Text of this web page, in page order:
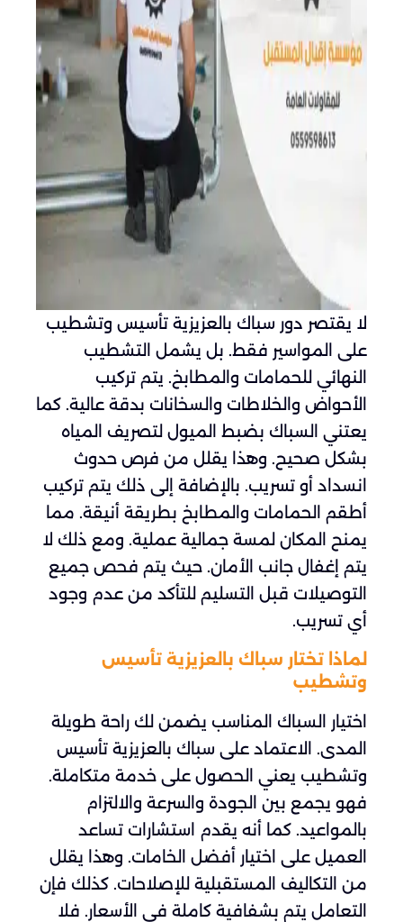
لا يقتصر دور سباك بالعزيزية تأسيس وتشطيب
على المواسير فقط. بل يشمل التشطيب
النهائي للحمامات والمطابخ. يتم تركيب
الأحواض والخلاطات والسخانات بدقة عالية. كما
يعتني السباك بضبط الميول لتصريف المياه
بشكل صحيح. وهذا يقلل من فرص حدوث
انسداد أو تسريب. بالإضافة إلى ذلك يتم تركيب
أطقم الحمامات والمطابخ بطريقة أنيقة. مما
يمنح المكان لمسة جمالية عملية. ومع ذلك لا
يتم إغفال جانب الأمان. حيث يتم فحص جميع
التوصيلات قبل التسليم للتأكد من عدم وجود
أي تسريب.
لماذا تختار سباك بالعزيزية تأسيس
وتشطيب
اختيار السباك المناسب يضمن لك راحة طويلة
المدى. الاعتماد على سباك بالعزيزية تأسيس
وتشطيب يعني الحصول على خدمة متكاملة.
فهو يجمع بين الجودة والسرعة والالتزام
بالمواعيد. كما أنه يقدم استشارات تساعد
العميل على اختيار أفضل الخامات. وهذا يقلل
من التكاليف المستقبلية للإصلاحات. كذلك فإن
التعامل يتم بشفافية كاملة في الأسعار. فلا